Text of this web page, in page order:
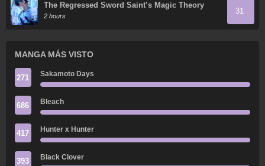
The Regressed Sword Saint’s Magic Theory
2 hours
31
MANGA MÁS VISTO
271 Sakamoto Days
686 Bleach
417 Hunter x Hunter
393 Black Clover